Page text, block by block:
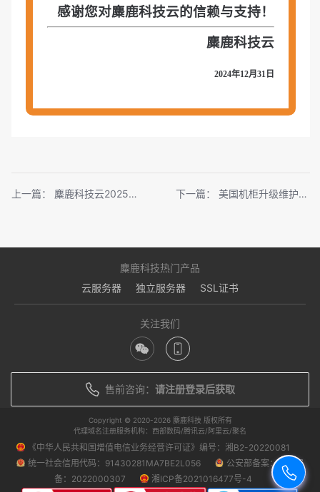
感谢您对麋鹿科技云的信赖与支持！
麋鹿科技云
2024年12月31日
上一篇： 麋鹿科技云2025年春节假期服务通知 下一篇： 美国机柜升级维护迁移通知
麋鹿科技热门产品
云服务器
独立服务器 SSL证书
关注我们
售前咨询： 请注册登录后获取
Copyright © 2020-2026 麋鹿科技 版权所有
代理域名注册服务机构：西部数码/腾讯云/阿里云/聚名
《中华人民共和国增值电信业务经营许可证》编号：湘B2-20220081
统一社会信用代码：91430281MA7BE2L056
公安部备案：湘公安
备：2022000307
湘ICP备2021016477号-4